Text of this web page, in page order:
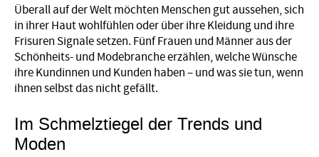
Überall auf der Welt möchten Menschen gut aussehen, sich
in ihrer Haut wohlfühlen oder über ihre Kleidung und ihre
Frisuren Signale setzen. Fünf Frauen und Männer aus der
Schönheits- und Modebranche erzählen, welche Wünsche
ihre Kundinnen und Kunden haben – und was sie tun, wenn
ihnen selbst das nicht gefällt.
Im Schmelztiegel der Trends und
Moden